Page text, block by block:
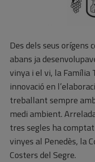
Des dels seus orígens
abans ja
vinya i el vi, la Família
innovació en
treballant sempre
medi ambient.
tres segles ha
vinyes al Penedès, la
Costers del Segre.